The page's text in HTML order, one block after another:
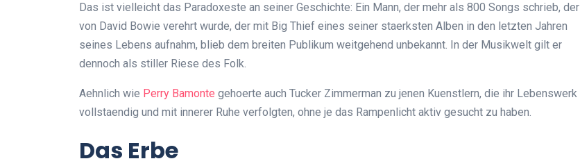
Das ist vielleicht das Paradoxeste an seiner Geschichte: Ein Mann, der mehr als 800 Songs schrieb, der
von David Bowie verehrt wurde, der mit Big Thief eines seiner staerksten Alben in den letzten Jahren
seines Lebens aufnahm, blieb dem breiten Publikum weitgehend unbekannt. In der Musikwelt gilt er
dennoch als stiller Riese des Folk.
Aehnlich wie Perry Bamonte gehoerte auch Tucker Zimmerman zu jenen Kuenstlern, die ihr Lebenswerk
vollstaendig und mit innerer Ruhe verfolgten, ohne je das Rampenlicht aktiv gesucht zu haben.
Das Erbe